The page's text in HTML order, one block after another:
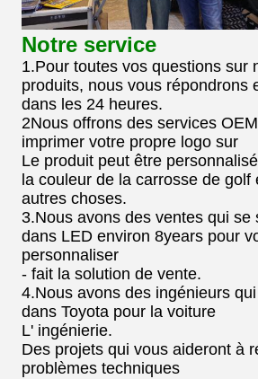
Notre service
1.Pour toutes vos questions sur
produits, nous vous répondrons
dans les 24 heures.
2Nous offrons des services
imprimer votre propre logo sur
Le produit peut être
la couleur de la carrosse de golf
autres choses.
3.Nous avons des ventes qui se
dans LED environ 8years pour
personnaliser
- fait la solution de vente.
4.Nous avons des ingénieurs
dans Toyota pour la voiture
L' ingénierie.
Des projets qui vous aideront à
problèmes techniques